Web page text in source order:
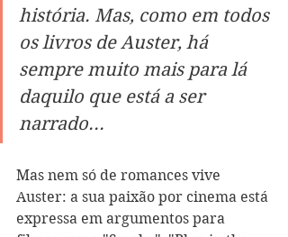
história. Mas, como em todos
os livros de Auster, há
sempre muito mais para lá
daquilo que está a ser
narrado...
Mas nem só de romances vive
Auster: a sua paixão por cinema está
expressa em argumentos para